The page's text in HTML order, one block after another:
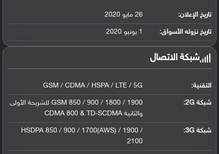
البطارية:
ليثيوم بوليمر سعة 4520 مللي أمبير, غير ق...
تاريخ الإعلان: 26 مايو 2020
تاريخ نزوله الأسواق: 1 يونيو 2020
شبكة الاتصال
التقنية: GSM / CDMA / HSPA / LTE / 5G
شبكة 2G:
GSM 850 / 900 / 1800 / 1900 للشريحة الأولى
والثانية CDMA 800 & TD-SCDMA
شبكة 3G :
HSDPA 850 / 900 / 1700(AWS) / 1900 /
2100